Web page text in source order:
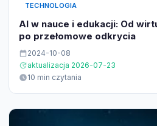
TECHNOLOGIA
AI w nauce i edukacji: Od
po przełomowe odkrycia
2024-10-08
aktualizacja 2026-07-23
10 min czytania